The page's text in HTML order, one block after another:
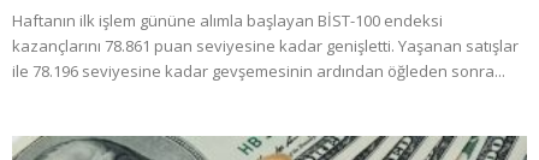
Haftanın ilk işlem gününe alımla başlayan BİST-100 endeksi
kazançlarını 78.861 puan seviyesine kadar genişletti. Yaşanan satışlar
ile 78.196 seviyesine kadar gevşemesinin ardından öğleden sonra...